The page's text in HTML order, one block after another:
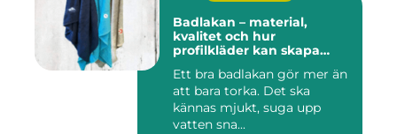
Badlakan – material,
kvalitet och hur
profilkläder kan skapa
Ett bra badlakan gör mer än
att bara torka. Det ska
kännas mjukt, suga upp
vatten sna...